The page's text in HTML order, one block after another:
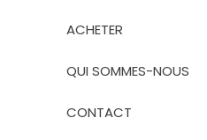
ACHETER
QUI SOMMES-NOUS
CONTACT